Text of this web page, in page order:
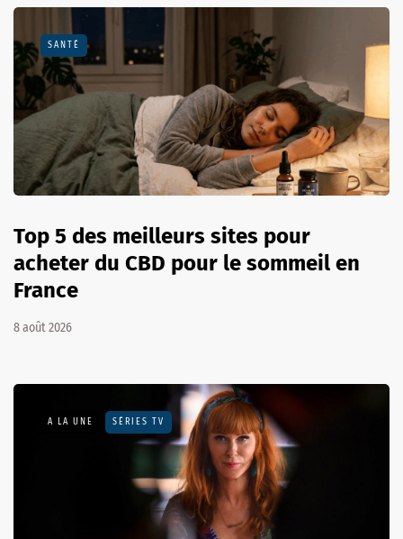
SANTÉ
Top 5 des meilleurs sites pour
acheter du CBD pour le sommeil en
France
8 août 2026
A LA UNE SÉRIES TV